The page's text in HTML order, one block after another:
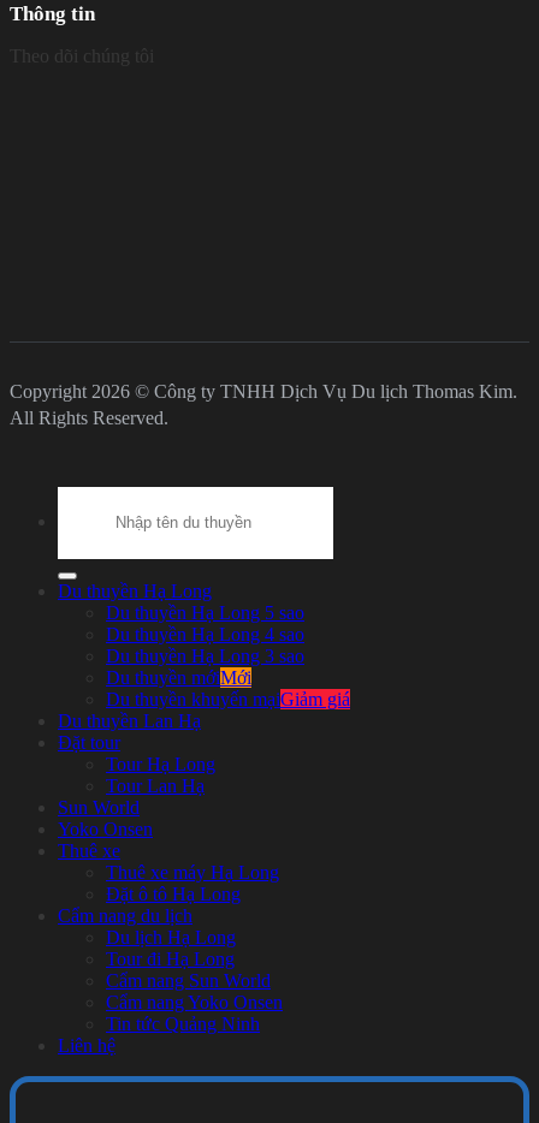
Thông tin
Theo dõi chúng tôi
Copyright 2026 © Công ty TNHH Dịch Vụ Du lịch Thomas Kim.
All Rights Reserved.
Du thuyền Hạ Long
Du thuyền Hạ Long 5 sao
Du thuyền Hạ Long 4 sao
Du thuyền Hạ Long 3 sao
Du thuyền mới
Du thuyền khuyến mại
Du thuyền Lan Hạ
Đặt tour
Tour Hạ Long
Tour Lan Hạ
Sun World
Yoko Onsen
Thuê xe
Thuê xe máy Hạ Long
Đặt ô tô Hạ Long
Cẩm nang du lịch
Du lịch Hạ Long
Tour đi Hạ Long
Cẩm nang Sun World
Cẩm nang Yoko Onsen
Tin tức Quảng Ninh
Liên hệ